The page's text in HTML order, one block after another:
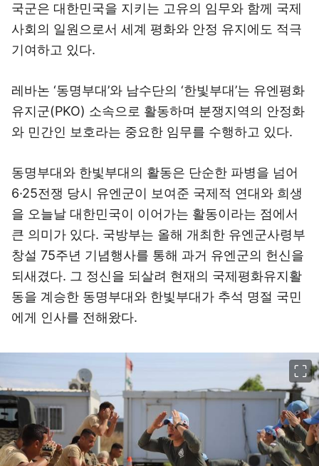
국군은 대한민국을 지키는 고유의 임무와 함께 국제
사회의 일원으로서 세계 평화와 안정 유지에도 적극
기여하고 있다.
레바논 ‘동명부대’와 남수단의 ‘한빛부대’는 유엔평화
유지군(PKO) 소속으로 활동하며 분쟁지역의 안정화
와 민간인 보호라는 중요한 임무를 수행하고 있다.
동명부대와 한빛부대의 활동은 단순한 파병을 넘어
6·25전쟁 당시 유엔군이 보여준 국제적 연대와 희생
을 오늘날 대한민국이 이어가는 활동이라는 점에서
큰 의미가 있다. 국방부는 올해 개최한 유엔군사령부
창설 75주년 기념행사를 통해 과거 유엔군의 헌신을
되새겼다. 그 정신을 되살려 현재의 국제평화유지활
동을 계승한 동명부대와 한빛부대가 추석 명절 국민
에게 인사를 전해왔다.